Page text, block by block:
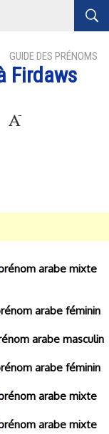
GUIDE DES PRÉNOMS
Firdaws